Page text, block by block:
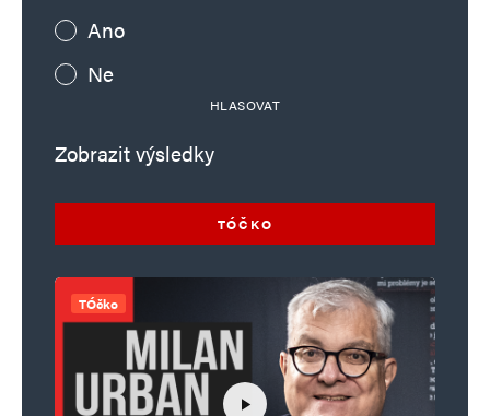
Ano
Ne
HLASOVAT
Zobrazit výsledky
TÓČKO
TÓčko